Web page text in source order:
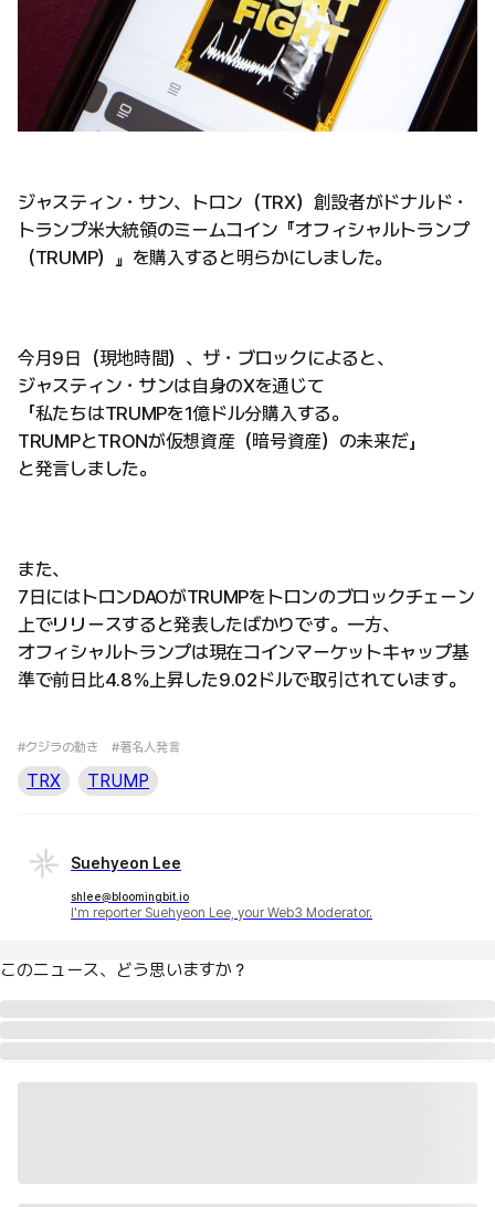
ジャスティン・サン、トロン（TRX）創設者がドナルド・
トランプ米大統領のミームコイン『オフィシャルトランプ
（TRUMP）』を購入すると明らかにしました。
今月9日（現地時間）、ザ・ブロックによると、
ジャスティン・サンは自身のXを通じて
「私たちはTRUMPを1億ドル分購入する。
TRUMPとTRONが仮想資産（暗号資産）の未来だ」
と発言しました。
また、
7日にはトロンDAOがTRUMPをトロンのブロックチェーン
上でリリースすると発表したばかりです。一方、
オフィシャルトランプは現在コインマーケットキャップ基
準で前日比4.8％上昇した9.02ドルで取引されています。
#クジラの動き #著名人発言
TRX TRUMP
Suehyeon Lee
shlee@bloomingbit.io
I'm reporter Suehyeon Lee, your Web3 Moderator.
このニュース、どう思いますか？